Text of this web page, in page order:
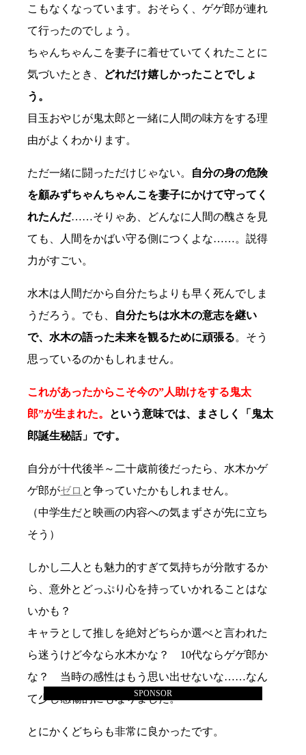
こもなくなっています。おそらく、ゲゲ郎が連れ
て行ったのでしょう。
ちゃんちゃんこを妻子に着せていてくれたことに
気づいたとき、
どれだけ嬉しかったことでしょ
う。
目玉おやじが鬼太郎と一緒に人間の味方をする理
由がよくわかります。
ただ一緒に闘っただけじゃない。
自分の身の危険
を顧みずちゃんちゃんこを妻子にかけて守ってく
れたんだ……そりゃあ、どんなに人間の醜さを見
ても、人間をかばい守る側につくよな……。説得
力がすごい。
水木は人間だから自分たちよりも早く死んでしま
うだろう。でも、
自分たちは水木の意志を継い
で、水木の語った未来を観るために頑張る。そう
思っているのかもしれません。
これがあったからこそ今の”人助けをする鬼太
郎”が生まれた。
という意味では、まさしく「鬼太
郎誕生秘話」です。
自分が十代後半～二十歳前後だったら、水木かゲ
ゲ郎がゼロ と争っていたかもしれません。
（中学生だと映画の内容への気まずさが先に立ち
そう）
しかし二人とも魅力的すぎて気持ちが分散するか
ら、意外とどっぷり心を持っていかれることはな
いかも？
キャラとして推しを絶対どちらか選べと言われた
ら迷うけど今なら水木かな？ 10代ならゲゲ郎か
な？ 当時の感性はもう思い出せないな……なん
て少し感傷的にもなりました。
とにかくどちらも非常に良かったです。
SPONSOR